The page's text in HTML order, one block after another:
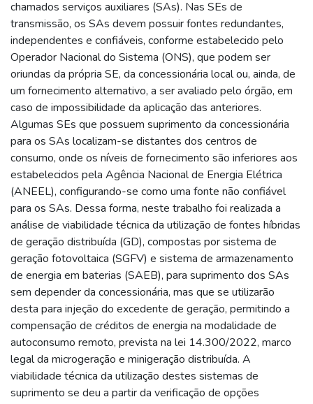
chamados serviços auxiliares (SAs). Nas SEs de
transmissão, os SAs devem possuir fontes redundantes,
independentes e confiáveis, conforme estabelecido pelo
Operador Nacional do Sistema (ONS), que podem ser
oriundas da própria SE, da concessionária local ou, ainda, de
um fornecimento alternativo, a ser avaliado pelo órgão, em
caso de impossibilidade da aplicação das anteriores.
Algumas SEs que possuem suprimento da concessionária
para os SAs localizam-se distantes dos centros de
consumo, onde os níveis de fornecimento são inferiores aos
estabelecidos pela Agência Nacional de Energia Elétrica
(ANEEL), configurando-se como uma fonte não confiável
para os SAs. Dessa forma, neste trabalho foi realizada a
análise de viabilidade técnica da utilização de fontes híbridas
de geração distribuída (GD), compostas por sistema de
geração fotovoltaica (SGFV) e sistema de armazenamento
de energia em baterias (SAEB), para suprimento dos SAs
sem depender da concessionária, mas que se utilizarão
desta para injeção do excedente de geração, permitindo a
compensação de créditos de energia na modalidade de
autoconsumo remoto, prevista na lei 14.300/2022, marco
legal da microgeração e minigeração distribuída. A
viabilidade técnica da utilização destes sistemas de
suprimento se deu a partir da verificação de opções